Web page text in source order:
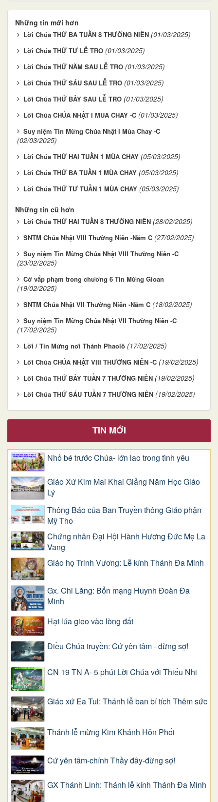
Những tin mới hơn
Lời Chúa THỨ BA TUẦN 8 THƯỜNG NIÊN (01/03/2025)
Lời Chúa THỨ TƯ LỄ TRO (01/03/2025)
Lời Chúa THỨ NĂM SAU LỄ TRO (01/03/2025)
Lời Chúa THỨ SÁU SAU LỄ TRO (01/03/2025)
Lời Chúa THỨ BẢY SAU LỄ TRO (01/03/2025)
Lời Chúa CHÚA NHẬT I MÙA CHAY -C (01/03/2025)
Suy niệm Tin Mừng Chúa Nhật I Mùa Chay -C
(02/03/2025)
Lời Chúa THỨ HAI TUẦN 1 MÙA CHAY (05/03/2025)
Lời Chúa THỨ BA TUẦN 1 MÙA CHAY (05/03/2025)
Lời Chúa THỨ TƯ TUẦN 1 MÙA CHAY (05/03/2025)
Những tin cũ hơn
Lời Chúa THỨ HAI TUẦN 8 THƯỜNG NIÊN (28/02/2025)
SNTM Chúa Nhật VIII Thường Niên -Năm C (27/02/2025)
Suy niệm Tin Mừng Chúa Nhật VIII Thường Niên -C
(23/02/2025)
Cớ vấp phạm trong chương 6 Tin Mừng Gioan
(19/02/2025)
SNTM Chúa Nhật VII Thường Niên -Năm C (18/02/2025)
Suy niệm Tin Mừng Chúa Nhật VII Thường Niên -C
(17/02/2025)
Lời / Tin Mừng nơi Thánh Phaolô (17/02/2025)
Lời Chúa CHÚA NHẬT VIII THƯỜNG NIÊN -C (19/02/2025)
Lời Chúa THỨ BẢY TUẦN 7 THƯỜNG NIÊN (19/02/2025)
Lời Chúa THỨ SÁU TUẦN 7 THƯỜNG NIÊN (19/02/2025)
TIN MỚI
Nhỏ bé trước Chúa- lớn lao trong tình yêu
Giáo Xứ Kim Mai Khai Giảng Năm Học Giáo
Lý
Thông Báo của Ban Truyền thông Giáo phận
Mỹ Tho
Chứng nhân Đại Hội Hành Hương Đức Mẹ La
Vang
Giáo họ Trinh Vương: Lễ kính Thánh Đa Minh
Gx. Chi Lăng: Bổn mạng Huynh Đoàn Đa
Minh
Hạt lúa gieo vào lòng đất
Điều Chúa truyền: Cứ yên tâm - đừng sợ!
CN 19 TN A- 5 phút Lời Chúa với Thiếu Nhi
Giáo xứ Ea Tul: Thánh lễ ban bí tích Thêm sức
Thánh lễ mừng Kim Khánh Hôn Phối
Cứ yên tâm-chính Thầy đây-đừng sợ!
GX Thánh Linh: Thánh lễ kính Thánh Đa Minh